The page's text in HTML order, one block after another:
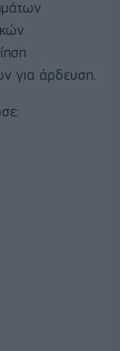
για άρδευση.